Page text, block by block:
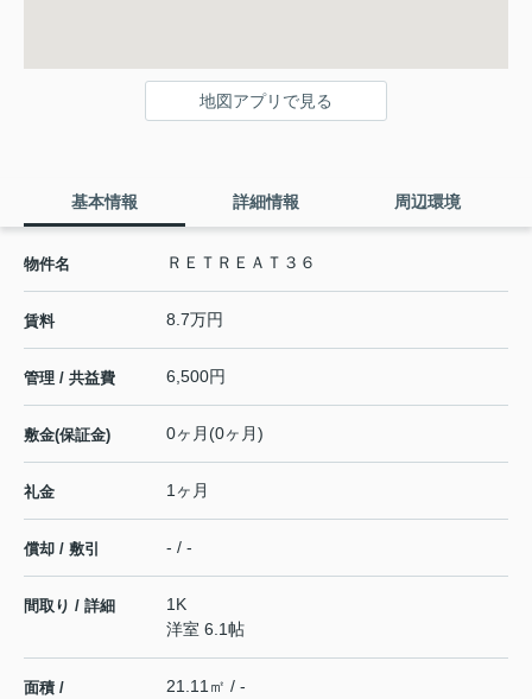
地図アプリで見る
基本情報 詳細情報 周辺環境
物件名 ＲＥＴＲＥＡＴ３６
賃料 8.7万円
管理 / 共益費 6,500円
敷金(保証金) 0ヶ月(0ヶ月)
礼金 1ヶ月
償却 / 敷引 - / -
間取り / 詳細
1K
洋室 6.1帖
面積 /
21.11㎡ / -